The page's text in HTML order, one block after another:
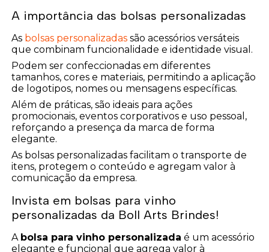
A importância das bolsas personalizadas
As bolsas personalizadas são acessórios versáteis
que combinam funcionalidade e identidade visual.
Podem ser confeccionadas em diferentes
tamanhos, cores e materiais, permitindo a aplicação
de logotipos, nomes ou mensagens específicas.
Além de práticas, são ideais para ações
promocionais, eventos corporativos e uso pessoal,
reforçando a presença da marca de forma
elegante.
As bolsas personalizadas facilitam o transporte de
itens, protegem o conteúdo e agregam valor à
comunicação da empresa.
Invista em bolsas para vinho
personalizadas da Boll Arts Brindes!
A bolsa para vinho personalizada é um acessório
elegante e funcional que agrega valor à